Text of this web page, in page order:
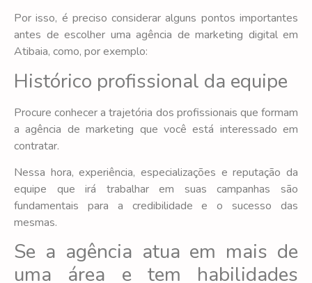
Por isso, é preciso considerar alguns pontos importantes
antes de escolher uma agência de marketing digital em
Atibaia, como, por exemplo:
Histórico profissional da equipe
Procure conhecer a trajetória dos profissionais que formam
a agência de marketing que você está interessado em
contratar.
Nessa hora, experiência, especializações e reputação da
equipe que irá trabalhar em suas campanhas são
fundamentais para a credibilidade e o sucesso das
mesmas.
Se a agência atua em mais de
uma área e tem habilidades